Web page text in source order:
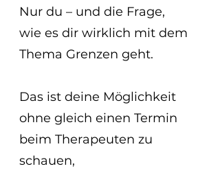
Nur du – und die Frage,
wie es dir wirklich mit dem
Thema Grenzen geht.
Das ist deine Möglichkeit
ohne gleich einen Termin
beim Therapeuten zu
schauen,